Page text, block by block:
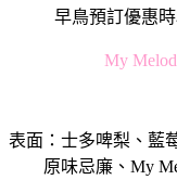
早鳥預訂優惠時
My
表面：士多啤梨、藍
原味忌廉、My